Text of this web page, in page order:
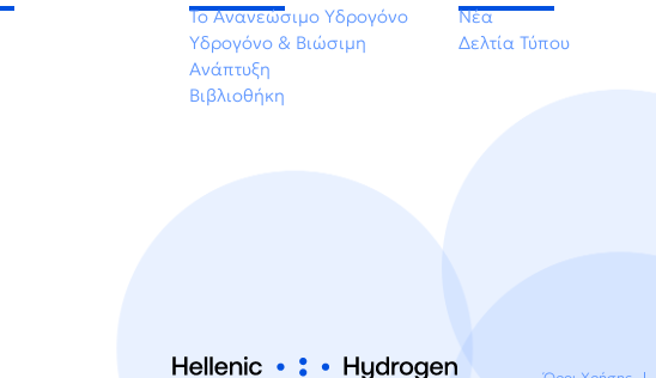
Νέα
Δελτία Τύπου
Το Ανανεώσιμο Υδρογόνο
Υδρογόνο & Βιώσιμη
Ανάπτυξη
Βιβλιοθήκη